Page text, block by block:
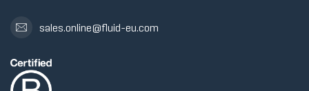
sales.online@fluid-eu.com